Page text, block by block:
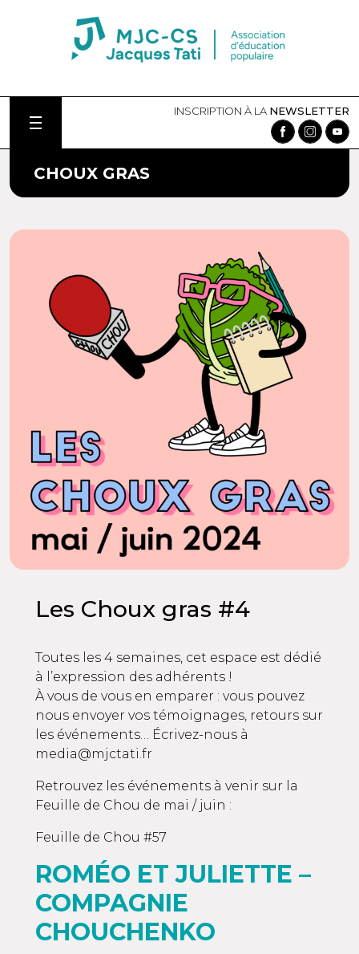
INSCRIPTION À LA NEWSLETTER
CHOUX GRAS
Les Choux gras #4
Toutes les 4 semaines, cet espace est dédié
à l’expression des adhérents !
À vous de vous en emparer : vous pouvez
nous envoyer vos témoignages, retours sur
les événements… Écrivez-nous à
media@mjctati.fr
Retrouvez les événements à venir sur la
Feuille de Chou de mai / juin :
Feuille de Chou #57
ROMÉO ET JULIETTE –
COMPAGNIE
CHOUCHENKO